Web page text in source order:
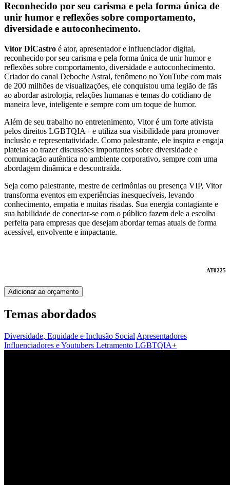
Reconhecido por seu carisma e pela forma única de
unir humor e reflexões sobre comportamento,
diversidade e autoconhecimento.
Vitor DiCastro é ator, apresentador e influenciador digital,
reconhecido por seu carisma e pela forma única de unir humor e
reflexões sobre comportamento, diversidade e autoconhecimento.
Criador do canal Deboche Astral, fenômeno no YouTube com mais
de 200 milhões de visualizações, ele conquistou uma legião de fãs
ao abordar astrologia, relações humanas e temas do cotidiano de
maneira leve, inteligente e sempre com um toque de humor.
Além de seu trabalho no entretenimento, Vitor é um forte ativista
pelos direitos LGBTQIA+ e utiliza sua visibilidade para promover
inclusão e representatividade. Como palestrante, ele inspira e engaja
plateias ao trazer discussões importantes sobre diversidade e
comunicação autêntica no ambiente corporativo, sempre com uma
abordagem dinâmica e descontraída.
Seja como palestrante, mestre de cerimônias ou presença VIP, Vitor
transforma eventos em experiências inesquecíveis, levando
conhecimento, empatia e muitas risadas. Sua energia contagiante e
sua habilidade de conectar-se com o público fazem dele a escolha
perfeita para empresas que desejam abordar temas atuais de forma
acessível, envolvente e impactante.
AT0225
Adicionar ao orçamento
Temas abordados
Diversidade, Equidade e Inclusão Social Apresentadores
Influenciadores e Youtubers Letramento LGBTQIA+